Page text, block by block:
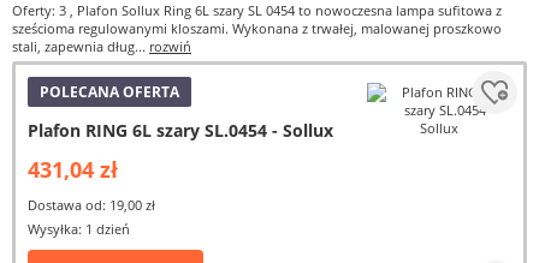
Oferty: 3 , Plafon Sollux Ring 6L szary SL 0454 to nowoczesna lampa sufitowa z
sześcioma regulowanymi kloszami. Wykonana z trwałej, malowanej proszkowo
stali, zapewnia dług... rozwiń
POLECANA OFERTA
Plafon RING 6L szary SL.0454 - Sollux
431,04 zł
Dostawa od: 19,00 zł
Wysyłka: 1 dzień